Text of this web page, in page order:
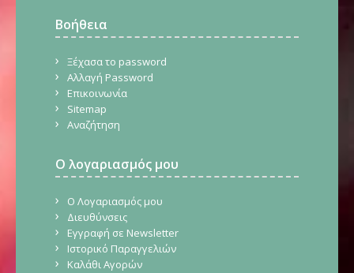
Βοήθεια
Ξέχασα το password
Αλλαγή Password
Επικοινωνία
Sitemap
Αναζήτηση
Ο λογαριασμός μου
Ο Λογαριασμός μου
Διευθύνσεις
Εγγραφή σε Newsletter
Ιστορικό Παραγγελιών
Καλάθι Αγορών